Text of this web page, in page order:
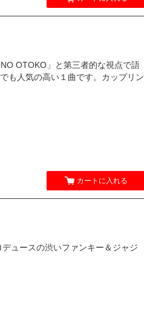
OTOKO」と第三者的な視点で語
も人気の高い１曲です。カップリン
カートに入れる
ュースの渋いファンキー＆ジャジ